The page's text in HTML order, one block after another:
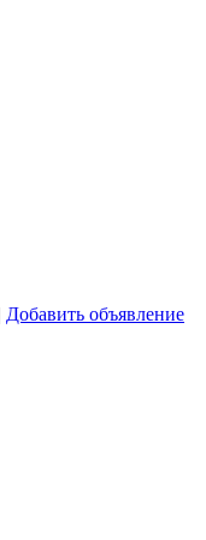
Добавить объявление